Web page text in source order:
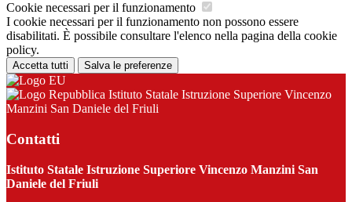
Cookie necessari per il funzionamento
I cookie necessari per il funzionamento non possono essere
disabilitati. È possibile consultare l'elenco nella pagina della cookie
policy.
Accetta tutti Salva le preferenze
Istituto Statale Istruzione Superiore Vincenzo
Manzini San Daniele del Friuli
Contatti
Istituto Statale Istruzione Superiore Vincenzo Manzini San
Daniele del Friuli